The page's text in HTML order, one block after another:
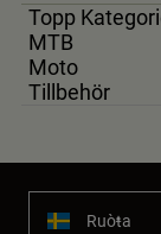
Topp
MTB
Moto
Tillbehör
Ruoŧŧa